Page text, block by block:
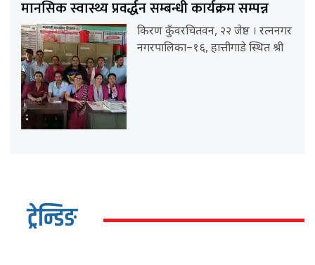
मानसिक स्वास्थ्य प्रवर्द्धन सम्बन्धी कार्यक्रम सम्पन्न
किरण कुँवरचितवन, २२ जेष्ठ । रत्ननगर
नगरपालिका–१६, हात्तीगाडे स्थित श्री
ट्रेन्डिङ